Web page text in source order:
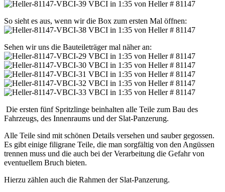
So sieht es aus, wenn wir die Box zum ersten Mal öffnen:
Sehen wir uns die Bauteileträger mal näher an:
Die ersten fünf Spritzlinge beinhalten alle Teile zum Bau des
Fahrzeugs, des Innenraums und der Slat-Panzerung.
Alle Teile sind mit schönen Details versehen und sauber gegossen.
Es gibt einige filigrane Teile, die man sorgfältig von den Angüssen
trennen muss und die auch bei der Verarbeitung die Gefahr von
eventuellem Bruch bieten.
Hierzu zählen auch die Rahmen der Slat-Panzerung.